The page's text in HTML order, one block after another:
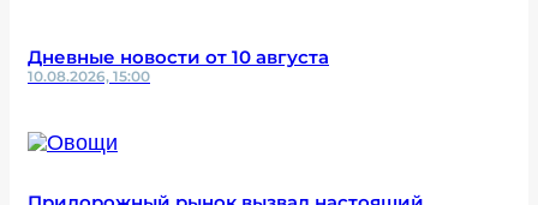
Дневные новости от 10 августа
10.08.2026, 15:00